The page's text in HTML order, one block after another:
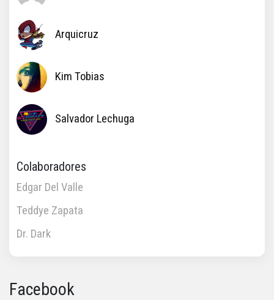
Arquicruz
Kim Tobias
Salvador Lechuga
Colaboradores
Edgar Del Valle
Teddye Zapata
Dr. Dark
Facebook